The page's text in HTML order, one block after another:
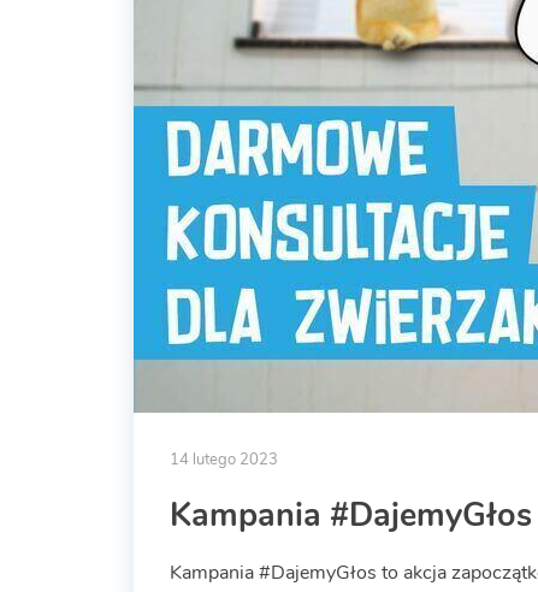
14 lutego 2023
Kampania #DajemyGłos
Kampania #DajemyGłos to akcja